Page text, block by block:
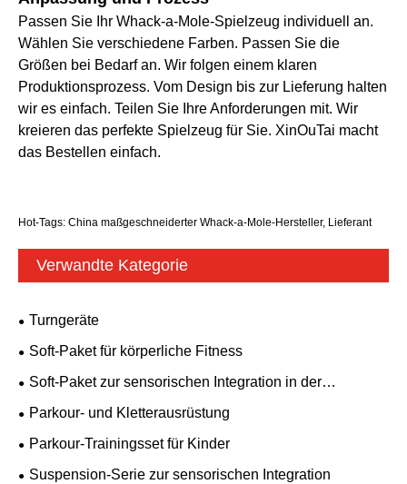
Passen Sie Ihr Whack-a-Mole-Spielzeug individuell an.
Wählen Sie verschiedene Farben. Passen Sie die
Größen bei Bedarf an. Wir folgen einem klaren
Produktionsprozess. Vom Design bis zur Lieferung halten
wir es einfach. Teilen Sie Ihre Anforderungen mit. Wir
kreieren das perfekte Spielzeug für Sie. XinOuTai macht
das Bestellen einfach.
Hot-Tags: China maßgeschneiderter Whack-a-Mole-Hersteller, Lieferant
Verwandte Kategorie
Turngeräte
Soft-Paket für körperliche Fitness
Soft-Paket zur sensorischen Integration in der
Früherziehung
Parkour- und Kletterausrüstung
Parkour-Trainingsset für Kinder
Suspension-Serie zur sensorischen Integration